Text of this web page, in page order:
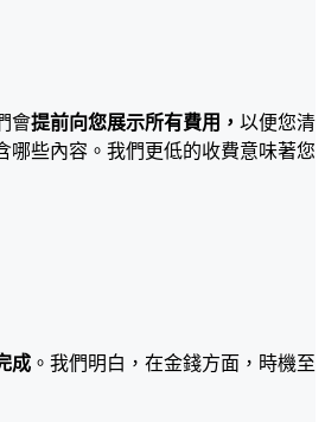
會提前向您展示所有費用， 以便您清
哪些內容。我們更低的收費意味著您
成 。我們明白，在金錢方面，時機至